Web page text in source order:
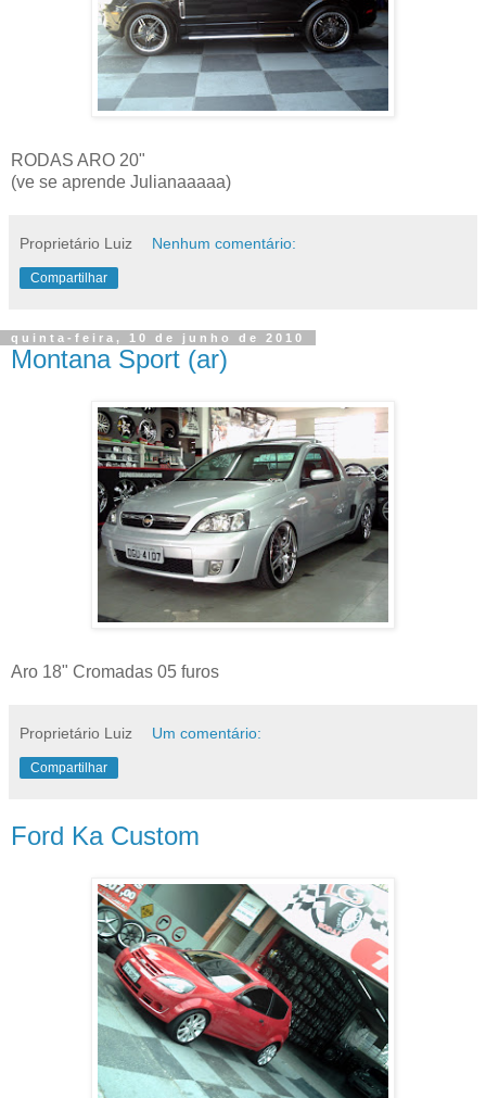
RODAS ARO 20"
(ve se aprende Julianaaaaa)
Proprietário Luiz Nenhum comentário:
Compartilhar
quinta-feira, 10 de junho de 2010
Montana Sport (ar)
Aro 18" Cromadas 05 furos
Proprietário Luiz Um comentário:
Compartilhar
Ford Ka Custom